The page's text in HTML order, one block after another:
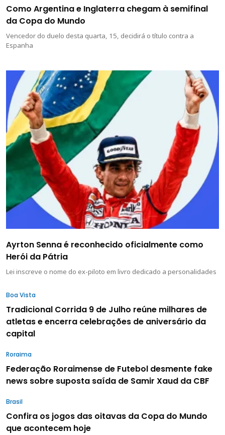
Como Argentina e Inglaterra chegam à semifinal
da Copa do Mundo
Vencedor do duelo desta quarta, 15, decidirá o título contra a
Espanha
Ayrton Senna é reconhecido oficialmente como
Herói da Pátria
Lei inscreve o nome do ex-piloto em livro dedicado a personalidades
Boa Vista
Tradicional Corrida 9 de Julho reúne milhares de
atletas e encerra celebrações de aniversário da
capital
Roraima
Federação Roraimense de Futebol desmente fake
news sobre suposta saída de Samir Xaud da CBF
Brasil
Confira os jogos das oitavas da Copa do Mundo
que acontecem hoje